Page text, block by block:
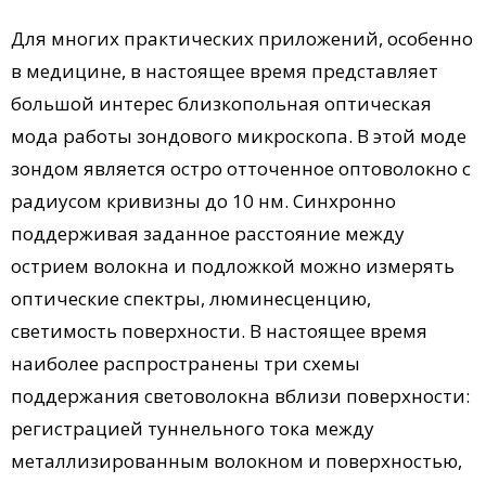
Для многих практических приложений, особенно
в медицине, в настоящее время представляет
большой интерес близкопольная оптическая
мода работы зондового микроскопа. В этой моде
зондом является остро отточенное оптоволокно с
радиусом кривизны до 10 нм. Синхронно
поддерживая заданное расстояние между
острием волокна и подложкой можно измерять
оптические спектры, люминесценцию,
светимость поверхности. В настоящее время
наиболее распространены три схемы
поддержания световолокна вблизи поверхности:
регистрацией туннельного тока между
металлизированным волокном и поверхностью,